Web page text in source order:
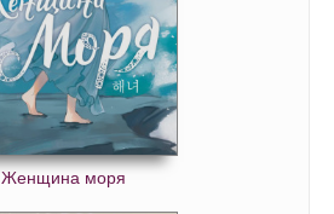
Женщина моря